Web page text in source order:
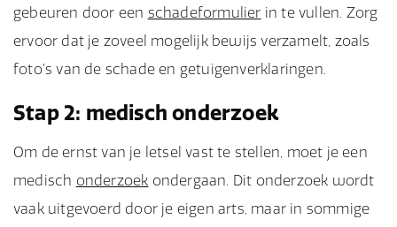
gebeuren door een schadeformulier in te vullen. Zorg
ervoor dat je zoveel mogelijk bewijs verzamelt, zoals
foto’s van de schade en getuigenverklaringen.
Stap 2: medisch onderzoek
Om de ernst van je letsel vast te stellen, moet je een
medisch onderzoek ondergaan. Dit onderzoek wordt
vaak uitgevoerd door je eigen arts, maar in sommige